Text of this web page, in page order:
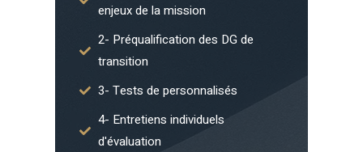
enjeux de la mission
2- Préqualification des DG de
transition
3- Tests de personnalisés
4- Entretiens individuels
d'évaluation